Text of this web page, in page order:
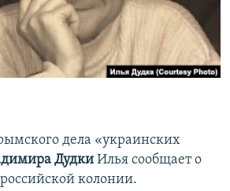
КРЫМА
дела «украинских
Дудки Илья сообщает о
колонии.